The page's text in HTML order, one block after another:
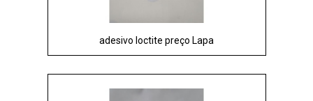
adesivo loctite preço Lapa